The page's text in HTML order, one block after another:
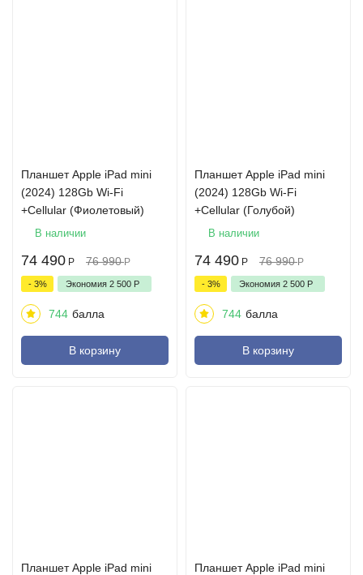
Планшет Apple iPad mini
(2024) 128Gb Wi-Fi
+Сellular (Фиолетовый)
В наличии
74 490 Р 76 990 Р
- 3% Экономия 2 500 Р
744 балла
В корзину
Планшет Apple iPad mini
(2024) 128Gb Wi-Fi
+Сellular (Голубой)
В наличии
74 490 Р 76 990 Р
- 3% Экономия 2 500 Р
744 балла
В корзину
Планшет Apple iPad mini
Планшет Apple iPad mini